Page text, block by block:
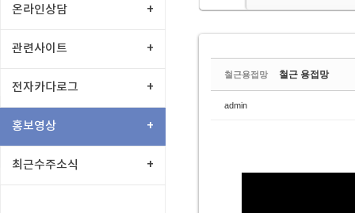
온라인상담 +
관련사이트 +
전자카다로그 +
홍보영상 +
최근수주소식 +
철근용접망 철근 용접망
admin